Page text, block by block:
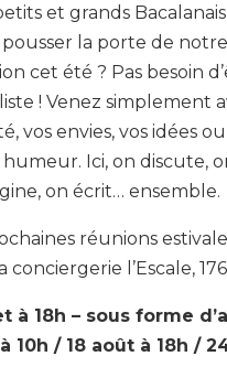
et grands
pousser la porte de
cet été ? Pas besoin
! Venez simplement
vos envies, vos idées
Ici, on discute,
on écrit… ensemble.
réunions
conciergerie l’Escale,
à 18h – sous forme
10h / 18 août à 18h /